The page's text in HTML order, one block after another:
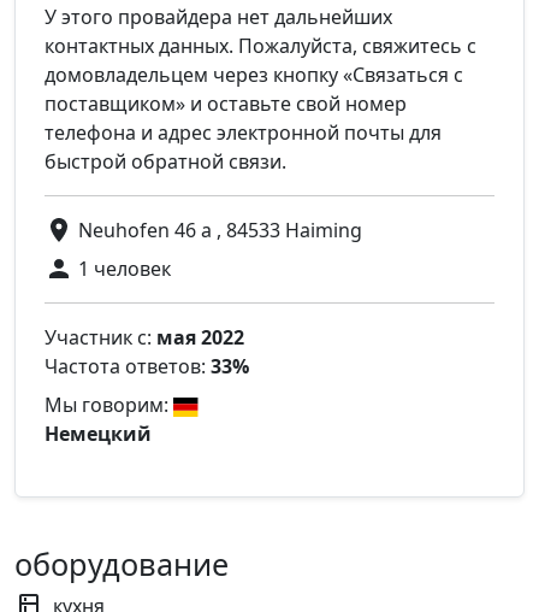
У этого провайдера нет дальнейших
контактных данных. Пожалуйста, свяжитесь с
домовладельцем через кнопку «Связаться с
поставщиком» и оставьте свой номер
телефона и адрес электронной почты для
быстрой обратной связи.
Neuhofen 46 a , 84533 Haiming
1 человек
Участник с: мая 2022
Частота ответов: 33%
Мы говорим:
Немецкий
оборудование
кухня